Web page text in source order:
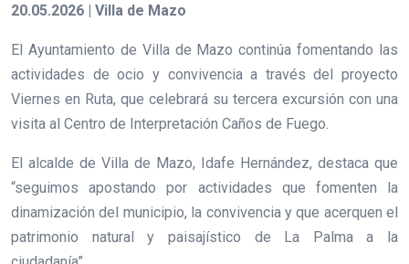
20.05.2026 | Villa de Mazo
El Ayuntamiento de Villa de Mazo continúa fomentando las
actividades de ocio y convivencia a través del proyecto
Viernes en Ruta, que celebrará su tercera excursión con una
visita al Centro de Interpretación Caños de Fuego.
El alcalde de Villa de Mazo, Idafe Hernández, destaca que
“seguimos apostando por actividades que fomenten la
dinamización del municipio, la convivencia y que acerquen el
patrimonio natural y paisajístico de La Palma a la